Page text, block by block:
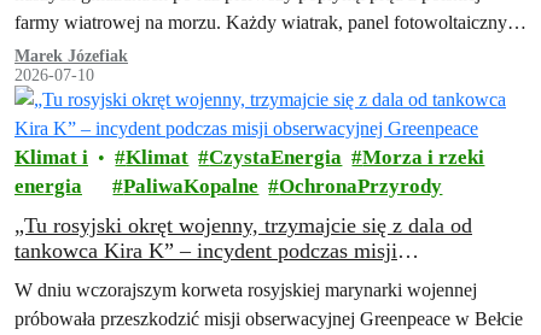
farmy wiatrowej na morzu. Każdy wiatrak, panel fotowoltaiczny i
magazyn energii…
Marek Józefiak
2026-07-10
Klimat i
energia
Klimat CzystaEnergia
Morza i rzeki
PaliwaKopalne
OchronaPrzyrody
„Tu rosyjski okręt wojenny, trzymajcie się z dala od
tankowca Kira K” – incydent podczas misji
W dniu wczorajszym korweta rosyjskiej marynarki wojennej
próbowała przeszkodzić misji obserwacyjnej Greenpeace w Bełcie